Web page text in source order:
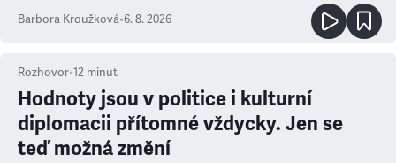
Barbora Kroužková•6. 8. 2026
Rozhovor•12 minut
Hodnoty jsou v politice i kulturní
diplomacii přítomné vždycky. Jen se
teď možná změní